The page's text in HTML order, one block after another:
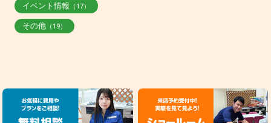
イベント情報 （17）
その他（19）